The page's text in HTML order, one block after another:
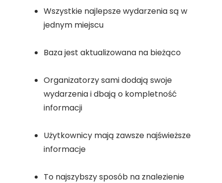
Wszystkie najlepsze wydarzenia są w
jednym miejscu
Baza jest aktualizowana na bieżąco
Organizatorzy sami dodają swoje
wydarzenia i dbają o kompletność
informacji
Użytkownicy mają zawsze najświeższe
informacje
To najszybszy sposób na znalezienie